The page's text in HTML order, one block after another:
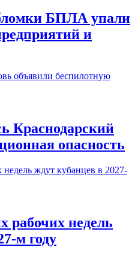
БПЛА упали
и
Краснодарский
опасность
рабочих недель
м году